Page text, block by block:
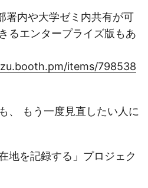
署内や大学ゼミ内共有が可
るエンタープライズ版もあ
items/798538
、 もう一度見直したい人に
地を記録する」プロジェク